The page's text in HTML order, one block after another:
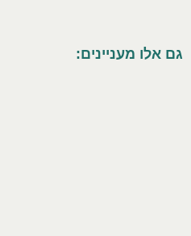
גם אלו מעניינים: